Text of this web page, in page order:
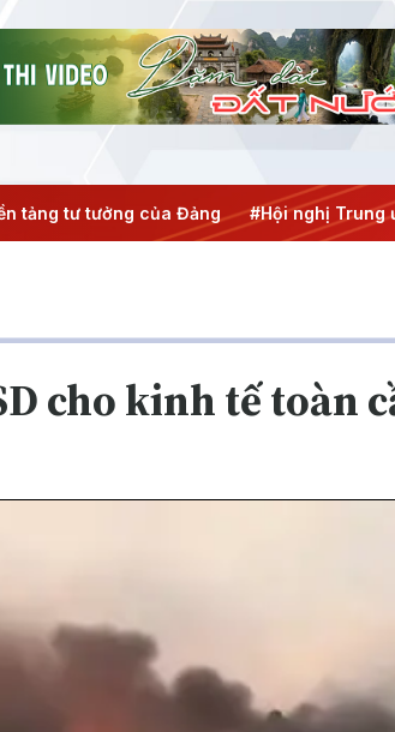
của Đảng #Hội nghị Trung ương 3
cho kinh tế toàn